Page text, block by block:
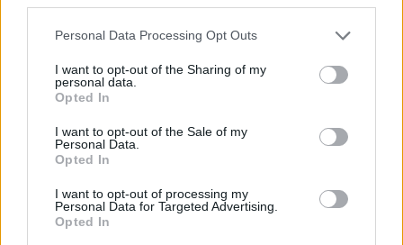
Please note that this website/app uses one or more Google
not limited to your visit or usage behaviour. You may click to
grant or deny consent to Google and its third-party tags to
use your data for below specified purposes in below Google
consent section.
Personal Data Processing Opt Outs
I want to opt-out of the Sharing of my
personal data.
Opted In
I want to opt-out of the Sale of my
Personal Data.
Opted In
I want to opt-out of processing my
Personal Data for Targeted Advertising.
Opted In
Πιο δημοφιλή
Κωνσταντίνος Αργυρός και Αλεξάνδρα
Νίκα κάνουν διακοπές με πολυτελές γιοτ
με τα δύο παιδιά τους
Ελίζαμπεθ Ελέτσι και Νεκτάριος Λεμονίδης
πήγαν στον Άγιο Νεκτάριο Βούλας για να
πάρουν την ευχή για τον γιο τους
Ηφαίστειο Σαντορίνης: Ένας 15χρονος που
δεν πρόλαβε να ξεφύγει από το τσουνάμι
μπορεί να αλλάξει τη χρονολογία της